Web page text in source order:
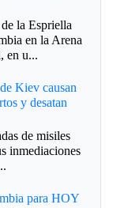
la Espriella
en la Arena
en u...
Kiev causan
y desatan
de misiles
inmediaciones
para HOY